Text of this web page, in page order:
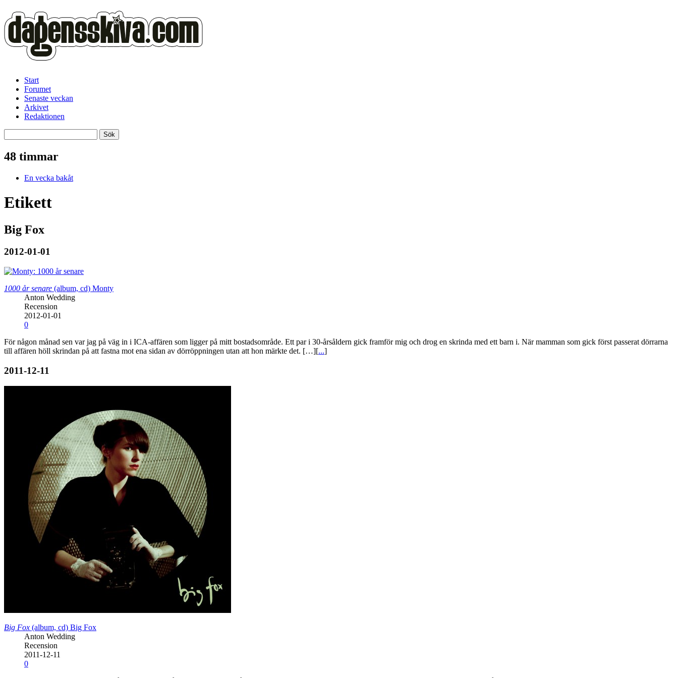
Start
Forumet
Senaste veckan
Arkivet
Redaktionen
48 timmar
En vecka bakåt
Etikett
Big Fox
2012-01-01
1000 år senare (album, cd) Monty
Anton Wedding
Recension
2012-01-01
0
För någon månad sen var jag på väg in i ICA-affären som ligger på mitt bostadsområde. Ett par i 30-årsåldern gick framför mig och drog en skrinda med ett barn i. När mamman som gick först passerat dörrarna
till affären höll skrindan på att fastna mot ena sidan av dörröppningen utan att hon märkte det. […][...]
2011-12-11
Big Fox (album, cd) Big Fox
Anton Wedding
Recension
2011-12-11
0